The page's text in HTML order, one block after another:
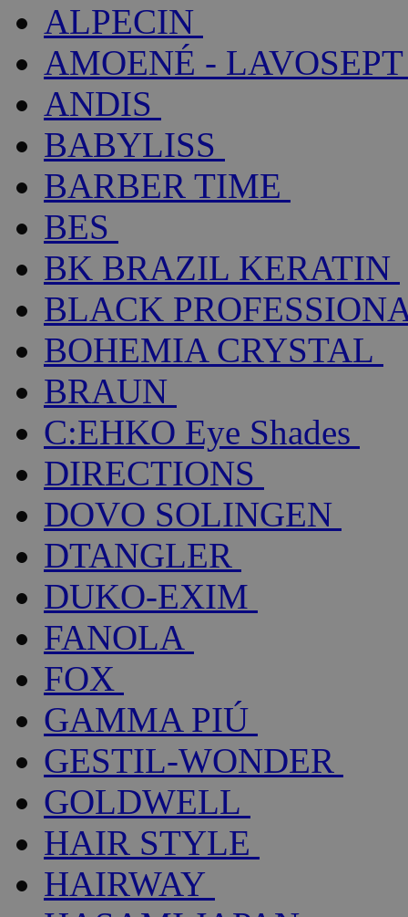
ALPECIN
AMOENÉ - LAVOSEPT
ANDIS
BABYLISS
BARBER TIME
BES
BK BRAZIL KERATIN
BLACK
BOHEMIA CRYSTAL
BRAUN
C:EHKO Eye Shades
DIRECTIONS
DOVO SOLINGEN
DTANGLER
DUKO-EXIM
FANOLA
FOX
GAMMA PIÚ
GESTIL-WONDER
GOLDWELL
HAIR STYLE
HAIRWAY